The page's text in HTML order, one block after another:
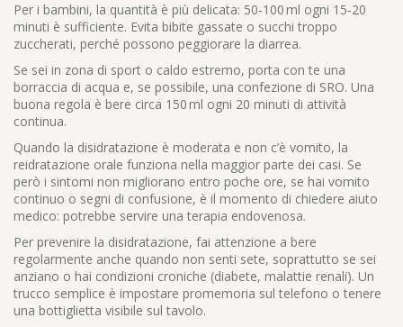
Per i bambini, la quantità è più delicata: 50‑100 ml ogni 15‑20
minuti è sufficiente. Evita bibite gassate o succhi troppo
zuccherati, perché possono peggiorare la diarrea.
Se sei in zona di sport o caldo estremo, porta con te una
borraccia di acqua e, se possibile, una confezione di SRO. Una
buona regola è bere circa 150 ml ogni 20 minuti di attività
continua.
Quando la disidratazione è moderata e non c’è vomito, la
reidratazione orale funziona nella maggior parte dei casi. Se
però i sintomi non migliorano entro poche ore, se hai vomito
continuo o segni di confusione, è il momento di chiedere aiuto
medico: potrebbe servire una terapia endovenosa.
Per prevenire la disidratazione, fai attenzione a bere
regolarmente anche quando non senti sete, soprattutto se sei
anziano o hai condizioni croniche (diabete, malattie renali). Un
trucco semplice è impostare promemoria sul telefono o tenere
una bottiglietta visibile sul tavolo.